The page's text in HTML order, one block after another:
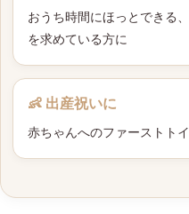
おうち時間にほっとできる
を求めている方に
👶 出産祝いに
赤ちゃんへのファーストト